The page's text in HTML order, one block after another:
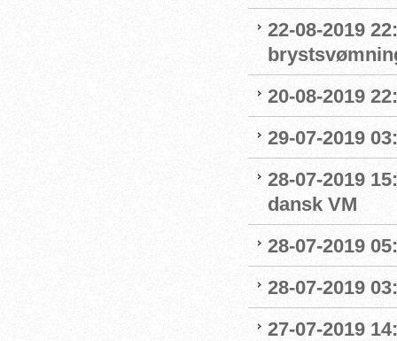
22-08-2019
20-08-2019
29-07-2019
28-07-2019
dansk VM
28-07-2019
28-07-2019
27-07-2019